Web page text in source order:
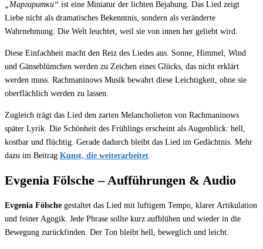
„Маргаритки“ ist eine Miniatur der lichten Bejahung. Das Lied zeigt
Liebe nicht als dramatisches Bekenntnis, sondern als veränderte
Wahrnehmung: Die Welt leuchtet, weil sie von innen her geliebt wird.
Diese Einfachheit macht den Reiz des Liedes aus. Sonne, Himmel, Wind
und Gänseblümchen werden zu Zeichen eines Glücks, das nicht erklärt
werden muss. Rachmaninows Musik bewahrt diese Leichtigkeit, ohne sie
oberflächlich werden zu lassen.
Zugleich trägt das Lied den zarten Melancholieton von Rachmaninows
später Lyrik. Die Schönheit des Frühlings erscheint als Augenblick: hell,
kostbar und flüchtig. Gerade dadurch bleibt das Lied im Gedächtnis. Mehr
dazu im Beitrag Kunst, die weiterarbeitet
Evgenia Fölsche – Aufführungen & Audio
Evgenia Fölsche gestaltet das Lied mit luftigem Tempo, klarer Artikulation
und feiner Agogik. Jede Phrase sollte kurz aufblühen und wieder in die
Bewegung zurückfinden. Der Ton bleibt hell, beweglich und leicht.